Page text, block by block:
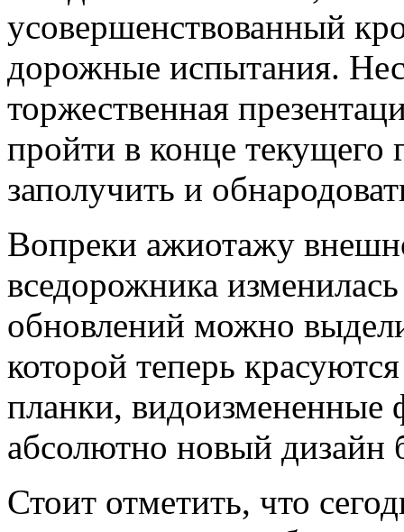
усовершенствованный
дорожные испытания.
торжественная
пройти в конце текущего
заполучить и
Вопреки ажиотажу
вседорожника
обновлений можно
которой теперь
планки, видоизмененные
абсолютно новый дизайн
Стоит отметить, что